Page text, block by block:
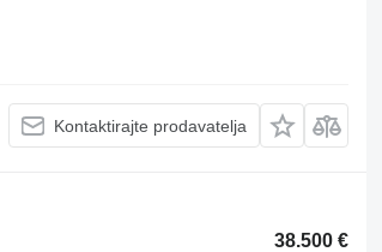
Kontaktirajte prodavatelja
38.500 €